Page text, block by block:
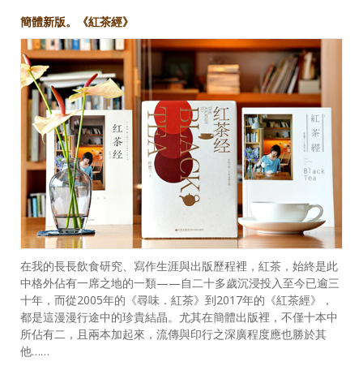
簡體新版。《紅茶經》
在我的長長飲食研究、寫作生涯與出版歷程裡，紅茶，始終是此
中格外佔有一席之地的一類——自二十多歲沉浸投入至今已逾三
十年，而從2005年的《尋味．紅茶》到2017年的《紅茶經》，
都是這漫漫行途中的珍貴結晶。尤其在簡體出版裡，不僅十本中
所佔有二，且兩本加起來，流傳與印行之深廣程度應也勝於其
他……